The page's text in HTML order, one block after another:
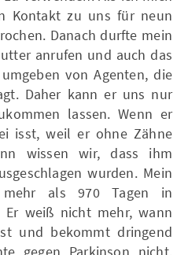
Kontakt zu uns für neun
Danach durfte mein
anrufen und auch das
von Agenten, die
Daher kann er uns nur
lassen. Wenn er
isst, weil er ohne Zähne
wissen wir, dass ihm
wurden. Mein
als 970 Tagen in
Er weiß nicht mehr, wann
und bekommt dringend
gegen Parkinson nicht,